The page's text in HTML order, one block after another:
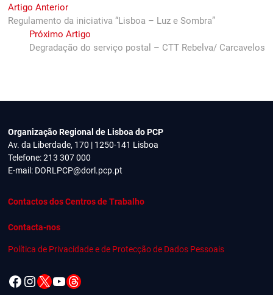
Navegação
de
artigos
Artigo AnteriorPrevious
post:
Regulamento da iniciativa “Lisboa – Luz e Sombra”
Próximo ArtigoNext
post:
Degradação do serviço postal – CTT Rebelva/ Carcavelos
Organização Regional de Lisboa do PCP
Av. da Liberdade, 170 | 1250-141 Lisboa
Telefone: 213 307 000
E-mail: DORLPCP@dorl.pcp.pt
Contactos dos Centros de Trabalho
Contacta-nos
Política de Privacidade e de Protecção de Dados Pessoais
Facebook
Instagram
X YouTube
Threads